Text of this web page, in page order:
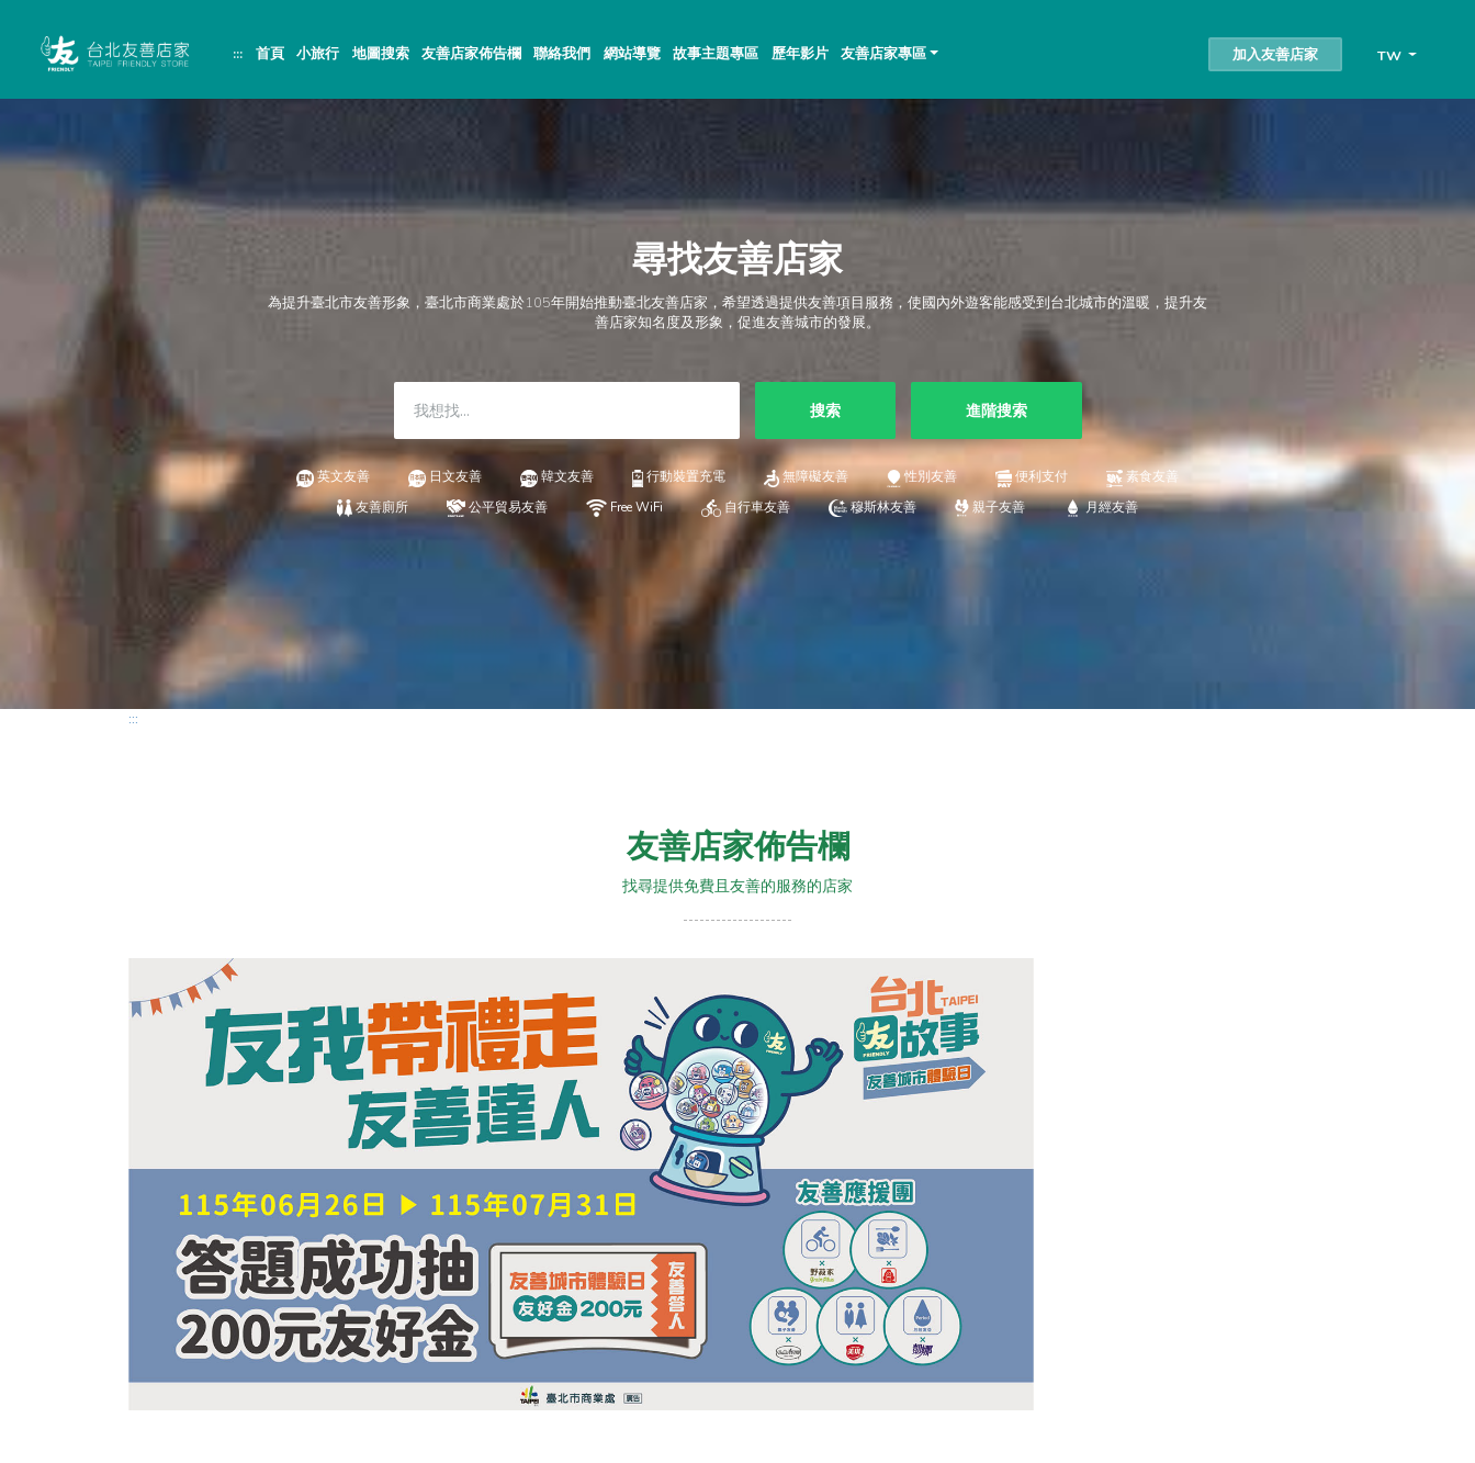
容
::: 首頁 小旅行 地圖搜索 友善店家佈告欄 聯絡我們 網站導覽 故事主題專區 歷年影片 友善店家專區 加入友善店家 TW
尋找友善店家
為提升臺北市友善形象，臺北市商業處於105年開始推動臺北友善店家，希望透過提供友善項目服務，使國內外遊客能感受到台北城市的溫暖，提升友
善店家知名度及形象，促進友善城市的發展。
搜索 進階搜索
英文友善 日文友善 韓文友善 行動裝置充電 無障礙友善 性別友善 便利支付
素食友善
友善廁所
公平貿易友善 Free WiFi 自行車友善 穆斯林友善 親子友善 月經友善
:::
友善店家佈告欄
找尋提供免費且友善的服務的店家